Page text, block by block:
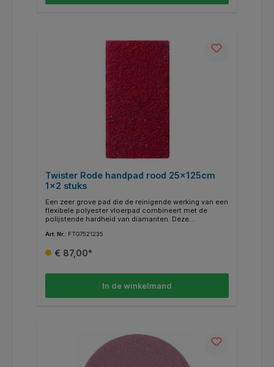
Twister Rode handpad rood 25x125cm
1x2 stuks
Een zeer grove pad die de reinigende werking van een
flexibele polyester vloerpad combineert met de
polijstende hardheid van diamanten. Deze
periodiek tintje toe. Bij optimaal gebruik gaan de
Art. Nr.: FTG7521235
€ 87,00*
In de winkelmand